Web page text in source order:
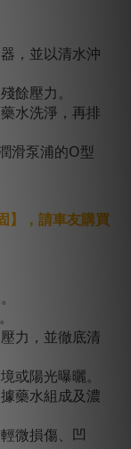
，並以清水沖
餘壓力。
水洗淨，再排
滑泵浦的O型
】，請車友購買
力，並徹底清
或陽光曝曬。
藥水組成及濃
微損傷、凹